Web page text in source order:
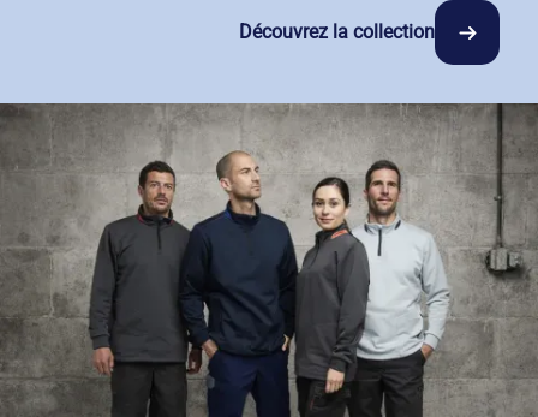
et la robustesse dont vos collaborateurs ont besoin au
quotidien. Les finitions bord-côte assurent un maintien
Disponible en 5 coloris, ce sweat s'adapte à l'identité
de votre entreprise et se coordonne facilement avec
vos autres vêtements de travail. Avec notre service de
location-entretien, vos équipes bénéficient d'un sweat
toujours propre et en parfait état, sans gestion de
stock ni logistique de votre part.
Découvrez la collection